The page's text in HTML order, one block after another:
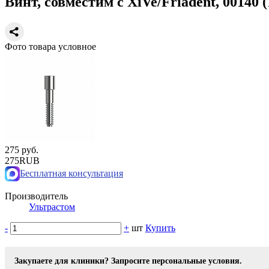
Фото товара условное
275 руб.
275RUB
Бесплатная консультация
Производитель
Ультрастом
- + шт Купить
Закупаете для клиники? Запросите персональные условия.